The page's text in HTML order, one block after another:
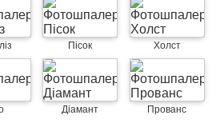
Пісок Холст
Діамант Прованс